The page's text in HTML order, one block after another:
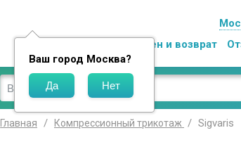
Ваш город Москва?
Обмен и возврат
Главная Компрессионный трикотаж Sigvaris